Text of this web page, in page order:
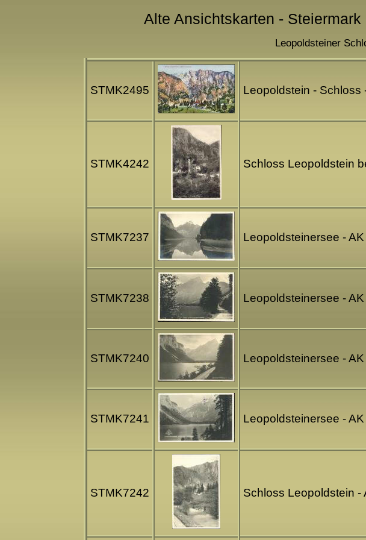
Alte Ansichtskarten -
Leopoldsteiner
STMK2495 Leopoldstein - Schloss
STMK4242 Schloss Leopoldstein
STMK7237 Leopoldsteinersee -
STMK7238 Leopoldsteinersee -
STMK7240 Leopoldsteinersee -
STMK7241 Leopoldsteinersee -
STMK7242 Schloss Leopoldstein -